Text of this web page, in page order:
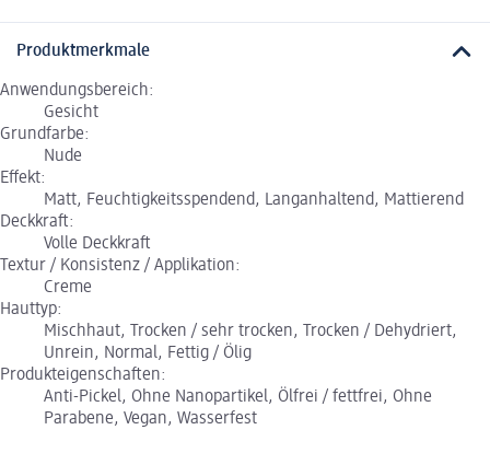
Produktmerkmale
Anwendungsbereich:
Gesicht
Grundfarbe:
Nude
Effekt:
Matt, Feuchtigkeitsspendend, Langanhaltend, Mattierend
Deckkraft:
Volle Deckkraft
Textur / Konsistenz / Applikation:
Creme
Hauttyp:
Mischhaut, Trocken / sehr trocken, Trocken / Dehydriert,
Unrein, Normal, Fettig / Ölig
Produkteigenschaften:
Anti-Pickel, Ohne Nanopartikel, Ölfrei / fettfrei, Ohne
Parabene, Vegan, Wasserfest